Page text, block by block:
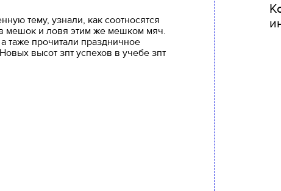
тему, узнали, как соотносятся
мешок и ловя этим же мешком мяч.
таже прочитали праздничное
высот зпт успехов в учебе зпт